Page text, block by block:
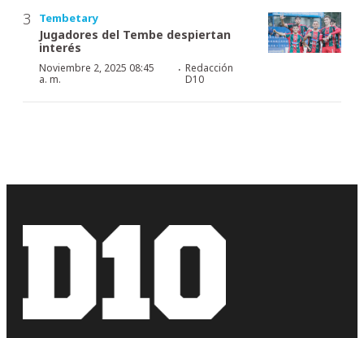
Tembetary
Jugadores del Tembe despiertan
interés
Noviembre 2, 2025 08:45
a. m.
· Redacción
D10